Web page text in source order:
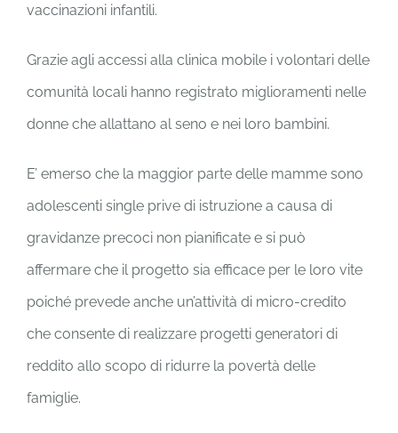
vaccinazioni infantili.
Grazie agli accessi alla clinica mobile i volontari delle
comunità locali hanno registrato miglioramenti nelle
donne che allattano al seno e nei loro bambini.
E’ emerso che la maggior parte delle mamme sono
adolescenti single prive di istruzione a causa di
gravidanze precoci non pianificate e si può
affermare che il progetto sia efficace per le loro vite
poiché prevede anche un’attività di micro-credito
che consente di realizzare progetti generatori di
reddito allo scopo di ridurre la povertà delle
famiglie.